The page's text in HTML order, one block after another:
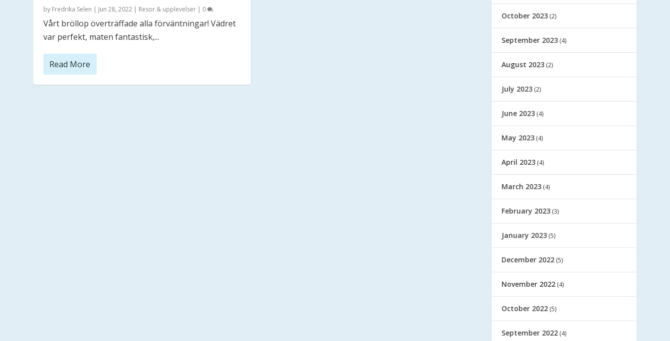
by Fredrika Selen Jun 28, 2022 Resor & upplevelser 0
Vårt bröllop överträffade alla förväntningar! Vädret
var perfekt, maten fantastisk,...
Read More
October 2023 (2)
September 2023 (4)
August 2023 (2)
July 2023 (2)
June 2023 (4)
May 2023 (4)
April 2023 (4)
March 2023 (4)
February 2023 (3)
January 2023 (5)
December 2022 (5)
November 2022 (4)
October 2022 (5)
September 2022 (4)